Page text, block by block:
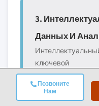
Позвоните
Нам
3.
Данных И
ключевой
20% в общую
анализ